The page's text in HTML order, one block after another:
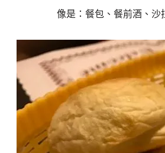
像是：餐包、餐前酒、沙